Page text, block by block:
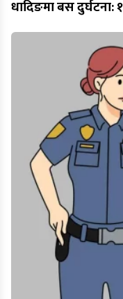
धादिङमा बस